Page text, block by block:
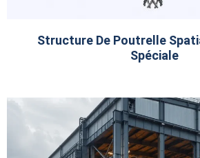
Structure De Poutrelle
Spéciale